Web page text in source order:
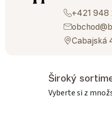
+421 948
Cabajská
Široký
Vyberte si z